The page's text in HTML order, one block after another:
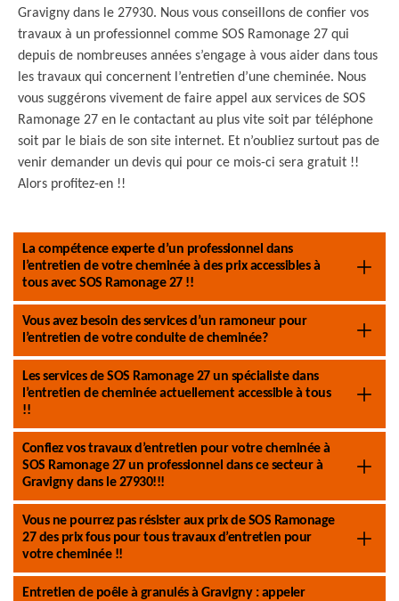
Gravigny dans le 27930. Nous vous conseillons de confier vos
travaux à un professionnel comme SOS Ramonage 27 qui
depuis de nombreuses années s’engage à vous aider dans tous
les travaux qui concernent l’entretien d’une cheminée. Nous
vous suggérons vivement de faire appel aux services de SOS
Ramonage 27 en le contactant au plus vite soit par téléphone
soit par le biais de son site internet. Et n’oubliez surtout pas de
venir demander un devis qui pour ce mois-ci sera gratuit !!
Alors profitez-en !!
La compétence experte d’un professionnel dans
l’entretien de votre cheminée à des prix accessibles à
tous avec SOS Ramonage 27 !!
Vous avez besoin des services d’un ramoneur pour
l’entretien de votre conduite de cheminée?
Les services de SOS Ramonage 27 un spécialiste dans
l’entretien de cheminée actuellement accessible à tous
!!
Confiez vos travaux d’entretien pour votre cheminée à
SOS Ramonage 27 un professionnel dans ce secteur à
Gravigny dans le 27930!!!
Vous ne pourrez pas résister aux prix de SOS Ramonage
27 des prix fous pour tous travaux d’entretien pour
votre cheminée !!
Entretien de poêle à granulés à Gravigny : appeler